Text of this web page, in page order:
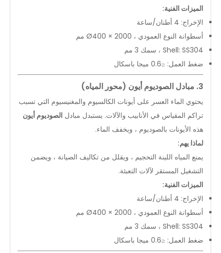
الميزات الفنية:
الإخراج: 4 أطنان/ساعة
أسطوانة النوع العمودي ، Ø400 × 2000 مم
Shell: SS304 ، سمك 3 مم
ضغط العمل: ≤0.6 ميجا باسكال
3. مبادل الصوديوم أيون (محور المياه)
يحتوي الماء العسر على أيونات الكالسيوم والمغنيسيوم التي تسبب
تراكم المقياس في الأنابيب والآلات. يستبدل مبادل الصوديوم أيون
هذه الأيونات بالصوديوم ، ويخفف الماء.
لماذا يهم:
يمنع المياه اللينة التحجيم ، ويقلل من تكاليف الصيانة ، ويضمن
التشغيل المستقر لآلات التعبئة.
الميزات الفنية:
الإخراج: 4 أطنان/ساعة
أسطوانة النوع العمودي ، Ø400 × 2000 مم
Shell: SS304 ، سمك 3 مم
ضغط العمل: ≤0.6 ميجا باسكال